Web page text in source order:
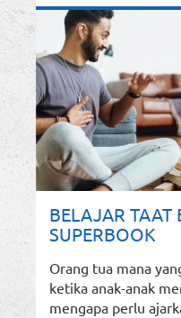
BELAJAR TAAT
SUPERBOOK
Orang tua mana
ketika anak-anak
mengapa perlu